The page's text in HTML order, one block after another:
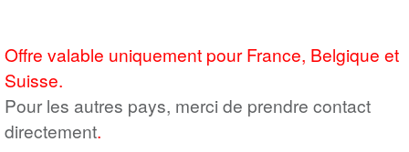
Offre valable uniquement pour France, Belgique et
Suisse.
Pour les autres pays, merci de prendre contact
directement.